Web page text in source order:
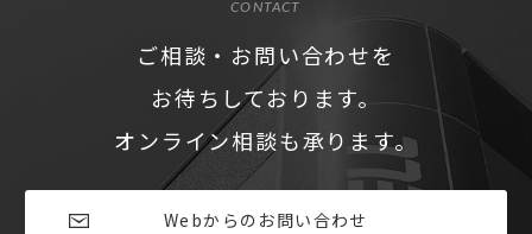
CONTACT
ご相談・お問い合わせを
お待ちしております。
オンライン相談も承ります。
Webからのお問い合わせ